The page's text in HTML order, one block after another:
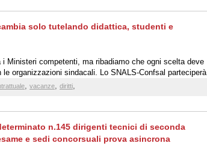
solo tutelando didattica, studenti e
Ministeri competenti, ma ribadiamo che ogni scelta deve
organizzazioni sindacali. Lo SNALS-Confsal parteciperà
chiara: la qualità dell'istruzione, la dignità del personale
, vacanze, diritti,
n.145 dirigenti tecnici di seconda
e sedi concorsuali prova asincrona